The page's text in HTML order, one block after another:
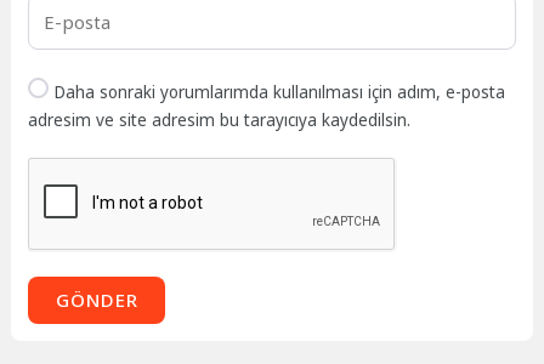
Daha sonraki yorumlarımda kullanılması için adım, e-posta
adresim ve site adresim bu tarayıcıya kaydedilsin.
GÖNDER